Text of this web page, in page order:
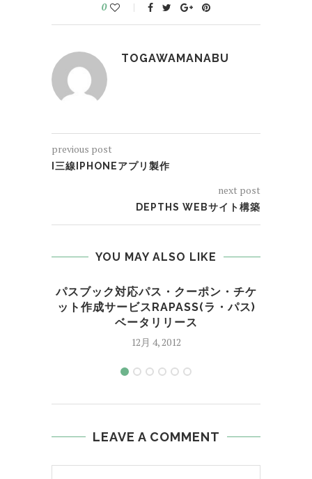
0
TOGAWAMANABU
previous post
I三線IPHONEアプリ製作
next post
DEPTHS WEBサイト構築
YOU MAY ALSO LIKE
パスブック対応パス・クーポン・チケ
ット作成サービスRAPASS(ラ・パス)
ベータリリース
12月 4, 2012
LEAVE A COMMENT